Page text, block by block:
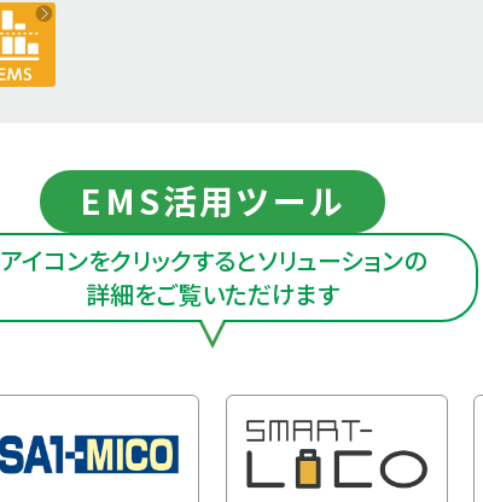
EMS活用ツール
アイコンをクリックするとソリューションの
詳細をご覧いただけます